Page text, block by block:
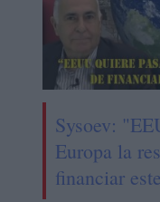
Sysoev:
Europa la
financiar